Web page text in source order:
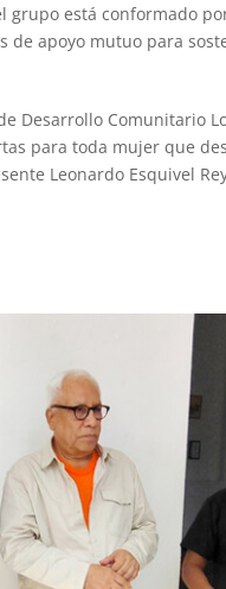
está conformado
de apoyo mutuo para
Desarrollo Comunitario
para toda mujer que
Leonardo Esquivel